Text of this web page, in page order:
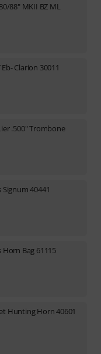
88" MKII BZ ML
Clarion 30011
.500" Trombone
Signum 40441
Horn Bag 61115
Hunting Horn 40601